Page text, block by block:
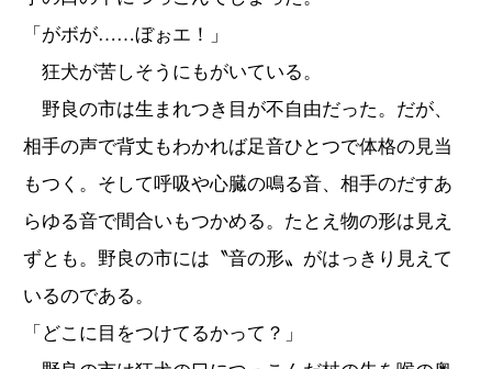
「がボが……ぼぉエ！」
狂犬が苦しそうにもがいている。
野良の市は生まれつき目が不自由だった。だが、
相手の声で背丈もわかれば足音ひとつで体格の見当
もつく。そして呼吸や心臓の鳴る音、相手のだすあ
らゆる音で間合いもつかめる。たとえ物の形は見え
ずとも。野良の市には〝音の形〟がはっきり見えて
いるのである。
「どこに目をつけてるかって？」